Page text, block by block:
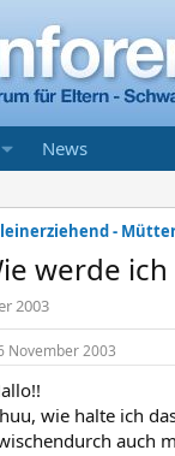
News
werde
2003
November 2003
wie halte ich
auch